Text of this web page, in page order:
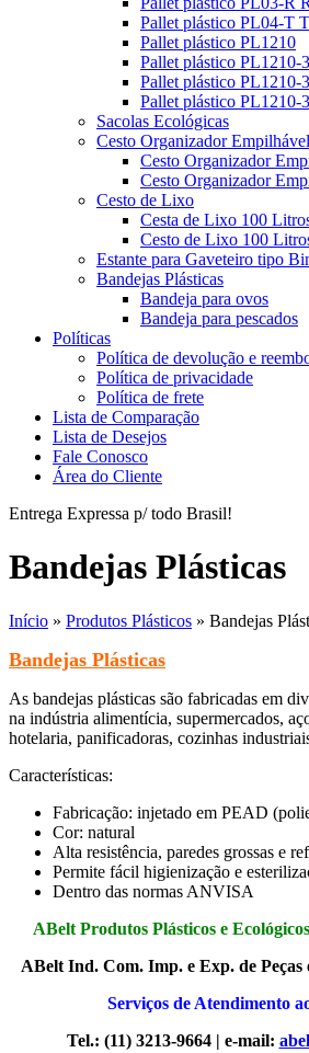
Pallet plástico PL04-T
Pallet plástico PL1210
Pallet plástico PL1210-3
Pallet plástico
Pallet plástico PL1210-
Sacolas Ecológicas
Cesto Organizador Empilhável
Cesto Organizador
Cesto Organizador
Cesto de Lixo
Cesta de Lixo 100
Cesto de Lixo 100
Estante para Gaveteiro tipo
Bandejas Plásticas
Bandeja para ovos
Bandeja para pescados
Políticas
Política de devolução e
Política de privacidade
Política de frete
Lista de Comparação
Lista de Desejos
Fale Conosco
Área do Cliente
Entrega Expressa p/ todo Brasil!
Bandejas Plásticas
Início » Produtos Plásticos » Bandejas
Bandejas Plásticas
As bandejas plásticas são fabricadas em
na indústria alimentícia, supermercados,
hotelaria, panificadoras, cozinhas
Características:
Fabricação: injetado em PEAD
Cor: natural
Alta resistência, paredes grossas e
Permite fácil higienização e
Dentro das normas ANVISA
ABelt Produtos Plásticos e
ABelt Ind. Com. Imp. e Exp. de
Serviços de Atendimento
Tel.: (11) 3213-9664 | e-mail: